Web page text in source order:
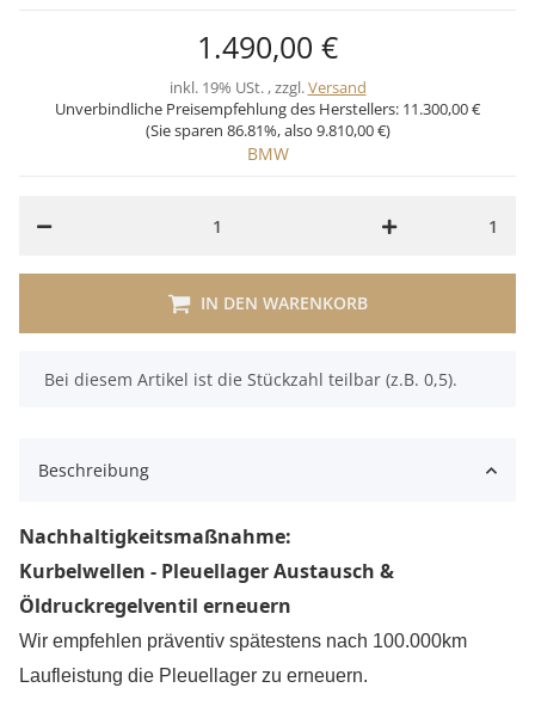
1.490,00 €
inkl. 19% USt. , zzgl.Versand
Unverbindliche Preisempfehlung des Herstellers: 11.300,00 €
(Sie sparen 86.81%, also 9.810,00 €)
BMW
1
IN DEN WARENKORB
x
Bei diesem Artikel ist die Stückzahl teilbar (z.B. 0,5).
Beschreibung
Nachhaltigkeitsmaßnahme:
Kurbelwellen - Pleuellager Austausch &
Öldruckregelventil erneuern
Wir empfehlen präventiv spätestens nach 100.000km
Laufleistung die Pleuellager zu erneuern.